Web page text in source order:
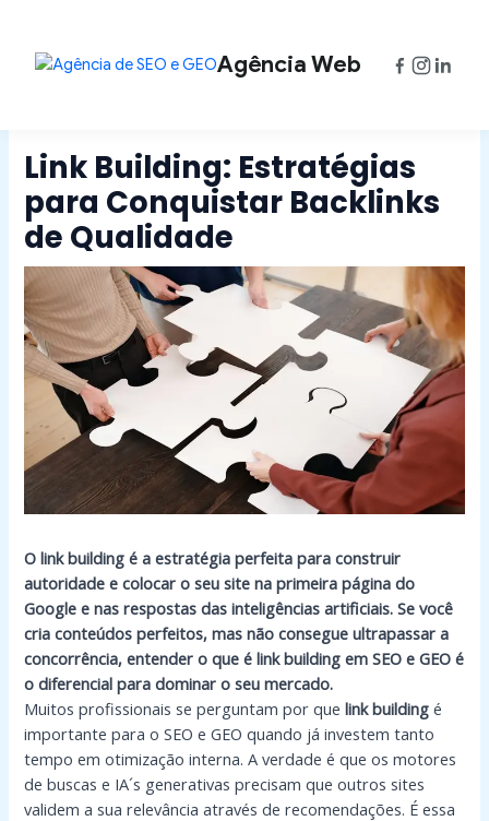
Agência Web
Link Building: Estratégias
para Conquistar Backlinks
de Qualidade
O link building é a estratégia perfeita para construir
autoridade e colocar o seu site na primeira página do
Google e nas respostas das inteligências artificiais. Se você
cria conteúdos perfeitos, mas não consegue ultrapassar a
concorrência, entender o que é link building em SEO e GEO é
o diferencial para dominar o seu mercado.
Muitos profissionais se perguntam por quelink building é
importante para o SEO e GEO quando já investem tanto
tempo em otimização interna. A verdade é que os motores
de buscas e IA´s generativas precisam que outros sites
validem a sua relevância através de recomendações. É essa